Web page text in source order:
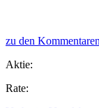
zu den Kommentaren
Aktie:
Rate: